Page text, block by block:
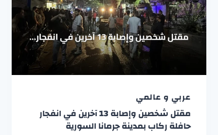
عربي و عالمي
مقتل شخصين وإصابة 13 آخرين في انفجار
حافلة ركاب بمدينة جرمانا السورية